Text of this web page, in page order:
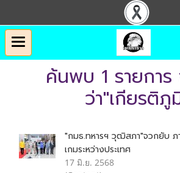
ค้นพบ 1 รายการ
ว่า"เกียรติภู
"กมธ.ทหารฯ วุฒิสภา"จวกยับ ภ
เกมระหว่างประเทศ
17 มิ.ย. 2568